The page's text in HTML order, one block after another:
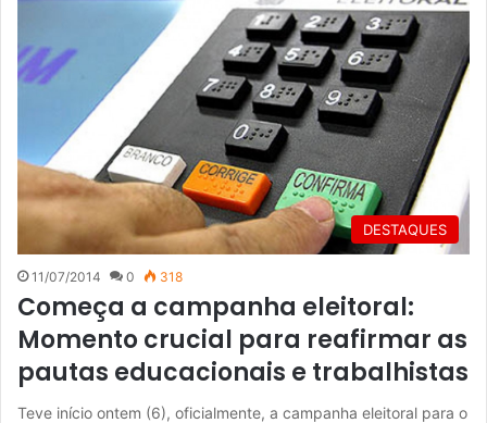
DESTAQUES
11/07/2014 0 318
Começa a campanha eleitoral:
Momento crucial para reafirmar as
pautas educacionais e trabalhistas
Teve início ontem (6), oficialmente, a campanha eleitoral para o